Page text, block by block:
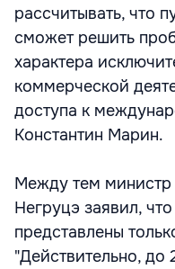
рассчитывать, что
сможет решить
характера
коммерческой
доступа к
Константин Марин.
Между тем министр
Негруцэ заявил,
представлены
"Действительно,